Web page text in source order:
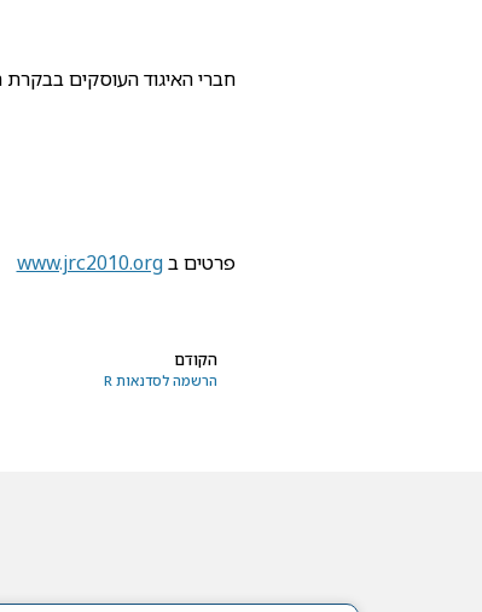
חברי האיגוד העוסקים
פרטים בwww.jrc2010.org
הקודם
הרשמה לסדנאות R